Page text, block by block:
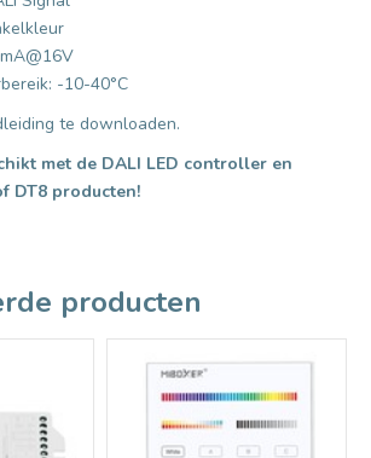
-10-40°C
te downloaden.
met de DALI LED controller en
DT8 producten!
producten